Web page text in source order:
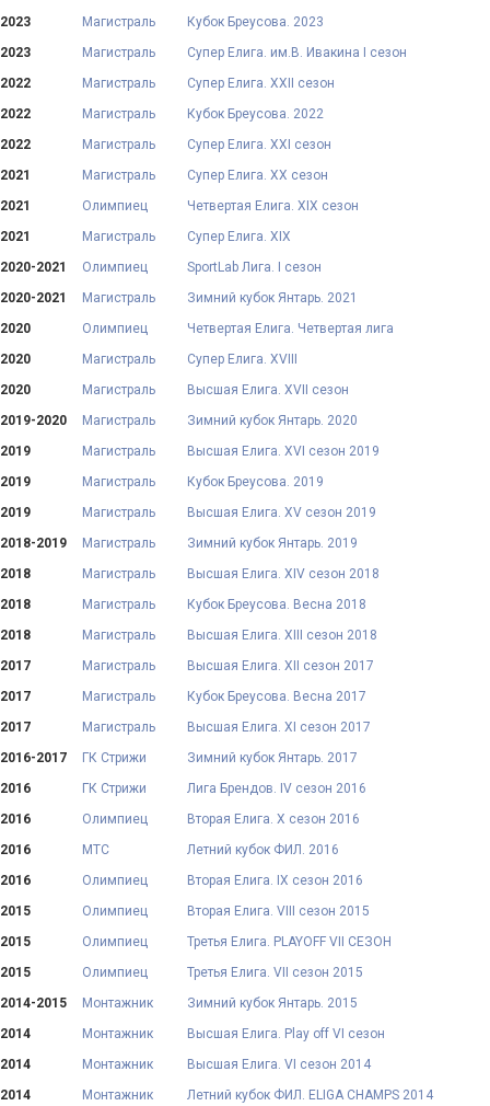
2023
Магистраль
Кубок Бреусова. 2023
2023
Магистраль
Супер Елига. им.В. Ивакина I сезон
2022
Магистраль
Супер Елига. XXII сезон
2022
Магистраль
Кубок Бреусова. 2022
2022
Магистраль
Супер Елига. XXI сезон
2021
Магистраль
Супер Елига. XX сезон
2021
Олимпиец
Четвертая Елига. XIX сезон
2021
Магистраль
Супер Елига. XIX
2020-2021
Олимпиец
SportLab Лига. I сезон
2020-2021
Магистраль
Зимний кубок Янтарь. 2021
2020
Олимпиец
Четвертая Елига. Четвертая лига
2020
Магистраль
Супер Елига. XVIII
2020
Магистраль
Высшая Елига. XVII сезон
2019-2020
Магистраль
Зимний кубок Янтарь. 2020
2019
Магистраль
Высшая Елига. XVI сезон 2019
2019
Магистраль
Кубок Бреусова. 2019
2019
Магистраль
Высшая Елига. XV сезон 2019
2018-2019
Магистраль
Зимний кубок Янтарь. 2019
2018
Магистраль
Высшая Елига. XIV сезон 2018
2018
Магистраль
Кубок Бреусова. Весна 2018
2018
Магистраль
Высшая Елига. XIII сезон 2018
2017
Магистраль
Высшая Елига. XII сезон 2017
2017
Магистраль
Кубок Бреусова. Весна 2017
2017
Магистраль
Высшая Елига. XI сезон 2017
2016-2017
ГК Стрижи
Зимний кубок Янтарь. 2017
2016
ГК Стрижи
Лига Брендов. IV сезон 2016
2016
Олимпиец
Вторая Елига. X сезон 2016
2016
МТС
Летний кубок ФИЛ. 2016
2016
Олимпиец
Вторая Елига. IX сезон 2016
2015
Олимпиец
Вторая Елига. VIII сезон 2015
2015
Олимпиец
Третья Елига. PLAYOFF VII СЕЗОН
2015
Олимпиец
Третья Елига. VII сезон 2015
2014-2015
Монтажник
Зимний кубок Янтарь. 2015
2014
Монтажник
Высшая Елига. Play off VI сезон
2014
Монтажник
Высшая Елига. VI сезон 2014
2014
Монтажник Летний кубок ФИЛ. ELIGA CHAMPS 2014